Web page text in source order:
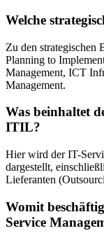
Welche
Zu den strategischen
Planning to
Management, ICT
Management.
Was beinhaltet
ITIL?
Hier wird der IT-
dargestellt,
Lieferanten
Womit
Service